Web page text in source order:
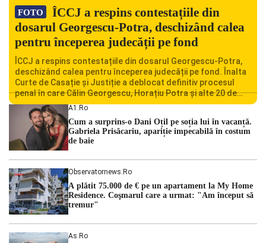
FOTO
ÎCCJ a respins contestațiile din
dosarul Georgescu-Potra, deschizând calea
pentru începerea judecății pe fond
ÎCCJ a respins contestațiile din dosarul Georgescu-Potra,
deschizând calea pentru începerea judecății pe fond. Înalta
Curte de Casație și Justiție a deblocat definitiv procesul
penal în care Călin Georgescu, Horațiu Potra și alte 20 de
persoane sunt acuzați de acțiuni îndreptate împotriva
ordinii constituționale. În ședința din camera preliminară,
judecătorii de la instanța supremă au […]
A1.ro
Cum a surprins-o Dani Oțil pe soția lui în vacanță.
Gabriela Prisăcariu, apariție impecabilă în costum
de baie
Observatornews.ro
A plătit 75.000 de € pe un apartament la My Home
Residence. Coşmarul care a urmat: "Am început să
tremur"
As.ro